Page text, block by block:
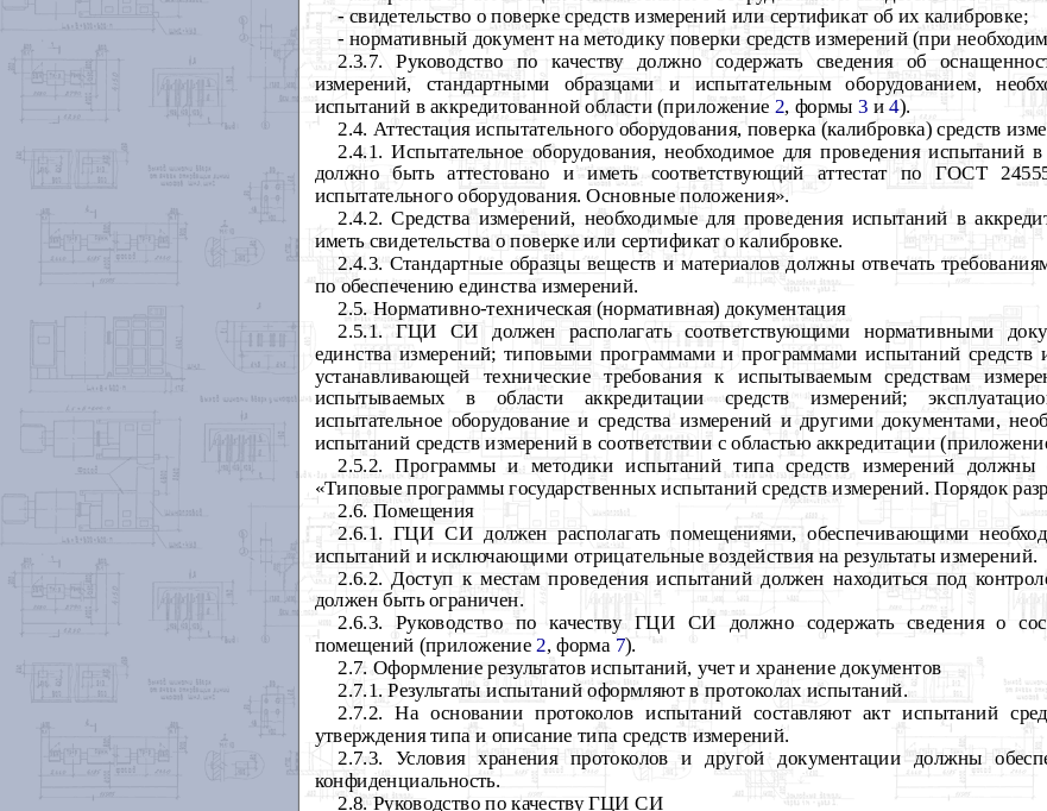
- свидетельство о поверке средств измерений или сертификат об их калибровке;
- нормативный документ на методику поверки средств измерений (при
2.3.7. Руководство по качеству должно содержать сведения об
измерений, стандартными образцами и испытательным оборудованием,
испытаний в аккредитованной области (приложение 2, формы3 и4).
2.4. Аттестация испытательного оборудования, поверка (калибровка) средств
2.4.1. Испытательное оборудования, необходимое для проведения испытаний в
должно быть аттестовано и иметь соответствующий аттестат по ГОСТ
испытательного оборудования. Основные положения».
2.4.2. Средства измерений, необходимые для проведения испытаний в
иметь свидетельства о поверке или сертификат о калибровке.
2.4.3. Стандартные образцы веществ и материалов должны отвечать
по обеспечению единства измерений.
2.5. Нормативно-техническая (нормативная) документация
2.5.1. ГЦИ СИ должен располагать соответствующими нормативными
единства измерений; типовыми программами и программами испытаний средств
устанавливающей технические требования к испытываемым средствам
испытываемых в области аккредитации средств измерений;
испытательное оборудование и средства измерений и другими документами,
испытаний средств измерений в соответствии с областью аккредитации
2.5.2.Программы и методики испытаний типа средств измерений должны
«Типовые программы государственных испытаний средств измерений. Порядок
2.6. Помещения
2.6.1. ГЦИ СИ должен располагать помещениями, обеспечивающими
испытаний и исключающими отрицательные воздействия на результаты измерений.
2.6.2. Доступ к местам проведения испытаний должен находиться под
должен быть ограничен.
2.6.3. Руководство по качеству ГЦИ СИ должно содержать сведения о
помещений (приложение 2, форма 7).
2.7. Оформление результатов испытаний, учет и хранение документов
2.7.1. Результаты испытаний оформляют в протоколах испытаний.
2.7.2. На основании протоколов испытаний составляют акт испытаний
утверждения типа и описание типа средств измерений.
2.7.3. Условия хранения протоколов и другой документации должны
конфиденциальность.
2.8. Руководство по качеству ГЦИ СИ